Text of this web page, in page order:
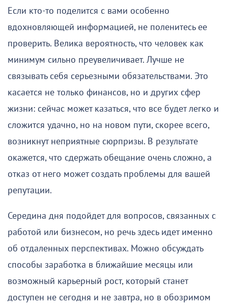
Если кто-то поделится с вами особенно
вдохновляющей информацией, не поленитесь ее
проверить. Велика вероятность, что человек как
минимум сильно преувеличивает. Лучше не
связывать себя серьезными обязательствами. Это
касается не только финансов, но и других сфер
жизни: сейчас может казаться, что все будет легко и
сложится удачно, но на новом пути, скорее всего,
возникнут неприятные сюрпризы. В результате
окажется, что сдержать обещание очень сложно, а
отказ от него может создать проблемы для вашей
репутации.
Середина дня подойдет для вопросов, связанных с
работой или бизнесом, но речь здесь идет именно
об отдаленных перспективах. Можно обсуждать
способы заработка в ближайшие месяцы или
возможный карьерный рост, который станет
доступен не сегодня и не завтра, но в обозримом